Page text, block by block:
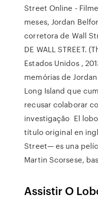
Street Online -
meses, Jordan
corretora de Wall
DE WALL STREET.
Estados Unidos ,
memórias de
Long Island que
recusar colaborar
investigação El
título original en
Street— es una
Martin Scorsese,
Assistir O